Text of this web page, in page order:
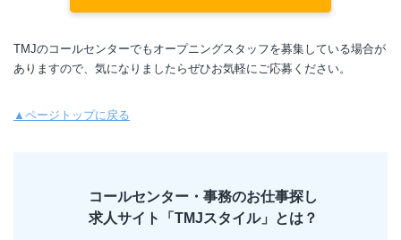
TMJのコールセンターでもオープニングスタッフを募集している場合が
ありますので、気になりましたらぜひお気軽にご応募ください。
▲ページトップに戻る
コールセンター・事務のお仕事探し
求人サイト「TMJスタイル」とは？